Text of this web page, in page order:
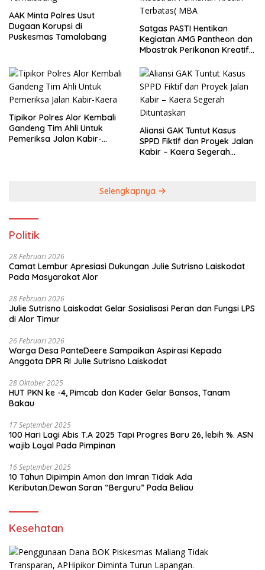
AAK Minta Polres Usut
Dugaan Korupsi di
Puskesmas Tamalabang
Satgas PASTI Hentikan
Kegiatan AMG Pantheon dan
Mbastrak Perikanan Kreatif
Tipikor Polres Alor Kembali
Gandeng Tim Ahli Untuk
Pemeriksa Jalan Kabir-
Aliansi GAK Tuntut Kasus
SPPD Fiktif dan Proyek Jalan
Kabir – Kaera Segerah
Selengkapnya
Politik
28 Februari 2026
Camat Lembur Apresiasi Dukungan Julie Sutrisno Laiskodat
Pada Masyarakat Alor
28 Februari 2026
Julie Sutrisno Laiskodat Gelar Sosialisasi Peran dan Fungsi LPS
di Alor Timur
26 Februari 2026
Warga Desa PanteDeere Sampaikan Aspirasi Kepada
Anggota DPR RI Julie Sutrisno Laiskodat
28 Oktober 2025
HUT PKN ke -4, Pimcab dan Kader Gelar Bansos, Tanam
Bakau
17 September 2025
100 Hari Lagi Abis T.A 2025 Tapi Progres Baru 26, lebih %. ASN
wajib Loyal Pada Pimpinan
16 September 2025
10 Tahun Dipimpin Amon dan Imran Tidak Ada
Keributan.Dewan Saran “Berguru” Pada Beliau
Kesehatan